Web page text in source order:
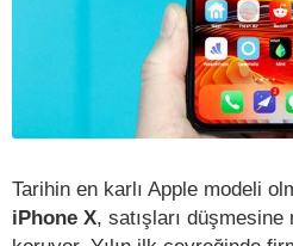
Tarihin en karlı Apple modeli
iPhone X, satışları düşmesine